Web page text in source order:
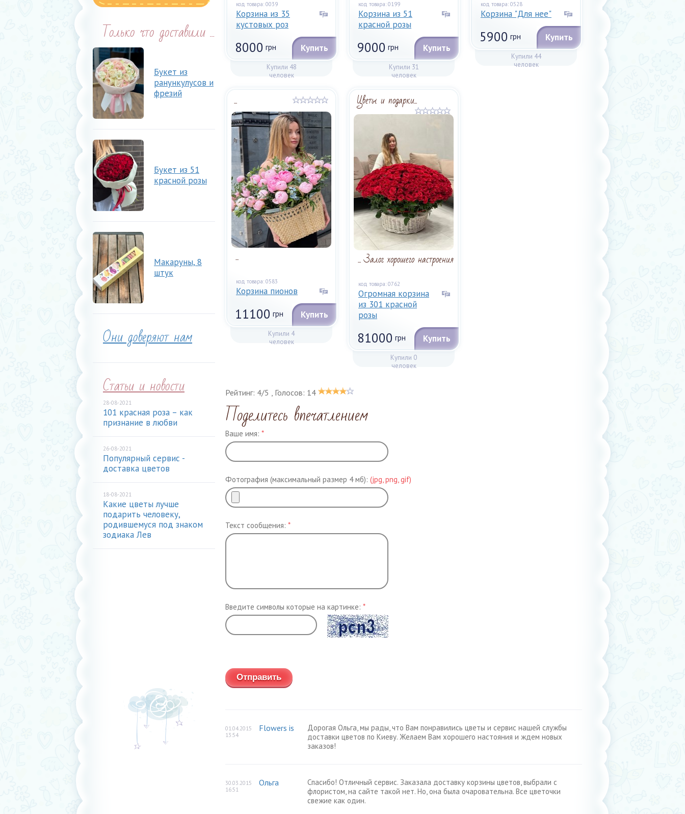
Только что доставили ...
Букет из
ранункулусов и
фрезий
Букет из 51
красной розы
Макаруны, 8
штук
Они доверяют нам
Статьи и новости
28-08-2021
101 красная роза – как
признание в любви
26-08-2021
Популярный сервис -
доставка цветов
18-08-2021
Какие цветы лучше
подарить человеку,
родившемуся под знаком
зодиака Лев
Купили 48
человек
код товара: 0039
Корзина из 35
кустовых роз
8000 грн Купить
Купили 31
человек
код товара: 0199
Корзина из 51
красной розы
9000 грн Купить
Купили 44
человек
код товара: 0528
Корзина "Для нее"
5900 грн Купить
Купили 4
человек
...
...
код товара: 0583
Корзина пионов
11100 грн Купить
Купили 0
человек
Цветы и подарки...
... Залог хорошего настроения
код товара: 0762
Огромная корзина
из 301 красной
розы
81000 грн Купить
Рейтинг: 4/5 , Голосов: 14
Поделитесь впечатлением
Ваше имя: *
Фотография (максимальный размер 4 мб): (jpg, png, gif)
Текст сообщения: *
Введите символы которые на картинке: *
01.04.2015
13:54
Flowers is
Дорогая Ольга, мы рады, что Вам понравились цветы и сервис нашей службы
доставки цветов по Киеву. Желаем Вам хорошего настояния и ждем новых
заказов!
30.03.2015
16:51
Ольга
Спасибо! Отличный сервис. Заказала доставку корзины цветов, выбрали с
флористом, на сайте такой нет. Но, она была очаровательна. Все цветочки
свежие как один.